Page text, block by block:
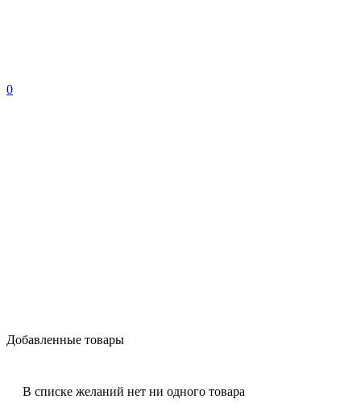
0
Добавленные товары
В списке желаний нет ни одного товара